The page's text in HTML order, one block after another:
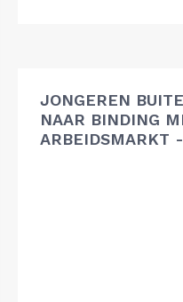
JONGEREN
NAAR BINDING
ARBEIDSMARKT